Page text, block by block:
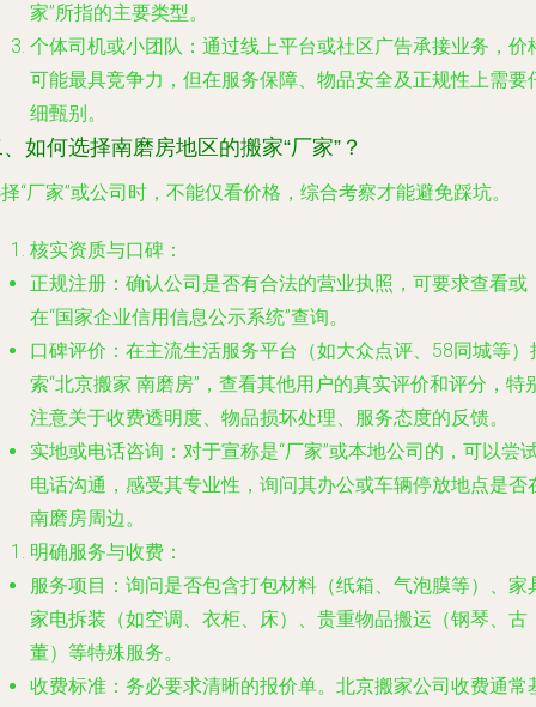
家”所指的主要类型。
个体司机或小团队 ：通过线上平台或社区广告承接业务，价
可能最具竞争力，但在服务保障、物品安全及正规性上需要
细甄别。
如何选择南磨房地区的搬家“厂家”？
“厂家”或公司时，不能仅看价格，综合考察才能避免踩坑。
核实资质与口碑 ：
正规注册 ：确认公司是否有合法的营业执照，可要求查看或
在“国家企业信用信息公示系统”查询。
口碑评价 ：在主流生活服务平台（如大众点评、58同城等）
索“北京搬家 南磨房”，查看其他用户的真实评价和评分，特
注意关于收费透明度、物品损坏处理、服务态度的反馈。
实地或电话咨询 ：对于宣称是“厂家”或本地公司的，可以尝
电话沟通，感受其专业性，询问其办公或车辆停放地点是否
南磨房周边。
明确服务与收费 ：
服务项目 ：询问是否包含打包材料（纸箱、气泡膜等）、家
家电拆装（如空调、衣柜、床）、贵重物品搬运（钢琴、古
董）等特殊服务。
收费标准 ：务必要求清晰的报价单。北京搬家公司收费通常